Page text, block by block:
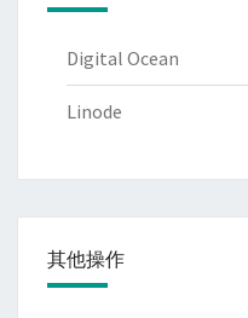
Digital Ocean
Linode
其他操作